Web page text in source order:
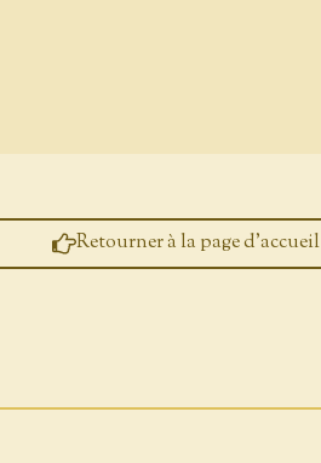
Retourner à la page d'accueil